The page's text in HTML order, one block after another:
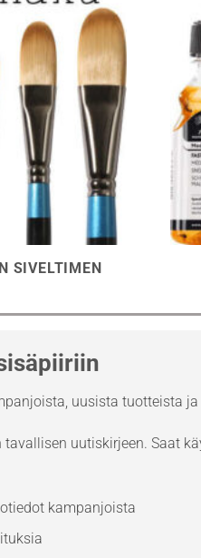
SIVELTIMEN
uusista tuotteista
uutiskirjeen. Saat
kampanjoista